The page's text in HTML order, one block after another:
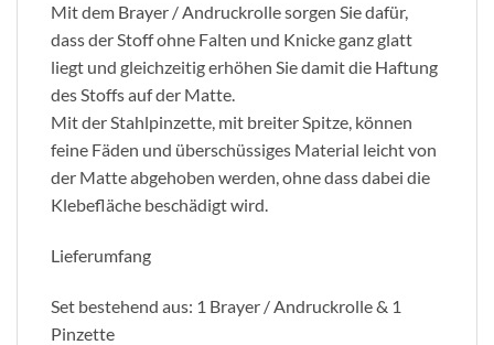
Mit dem Brayer / Andruckrolle sorgen Sie dafür,
dass der Stoff ohne Falten und Knicke ganz glatt
liegt und gleichzeitig erhöhen Sie damit die Haftung
des Stoffs auf der Matte.
Mit der Stahlpinzette, mit breiter Spitze, können
feine Fäden und überschüssiges Material leicht von
der Matte abgehoben werden, ohne dass dabei die
Klebefläche beschädigt wird.
Lieferumfang
Set bestehend aus: 1 Brayer / Andruckrolle & 1
Pinzette